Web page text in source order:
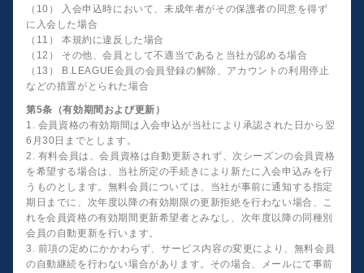
（10） 入会申込時において、未成年者がその保護者の同意を得ず
に入会した場合
（11） 本規約に違反した場合
（12） その他、会員として不適当であると当社が認める場合
（13） B.LEAGUE会員の会員登録の解除、アカウントの利用停止
などの措置がとられた場合
第5条（有効期間および更新）
1. 会員資格の有効期間は入会申込が当社により承認された日から翌
6月30日までとします。
2. 有料会員は、会員資格は自動更新されず、次シーズンの会員資格
を希望する場合は、当社所定の手続きにより新たに入会申込みを行
うものとします。無料会員については、当社が事前に通知する指定
期日までに、次年度以降の有効期限の更新拒絶を行わない場合、こ
れを会員資格の有効期間更新希望者とみなし、次年度以降の同種別
会員の自動更新を行います。
3. 前項の定めにかかわらず、サービス内容の変更により、無料会員
の自動継続を行わない場合があります。その場合、メールにて事前